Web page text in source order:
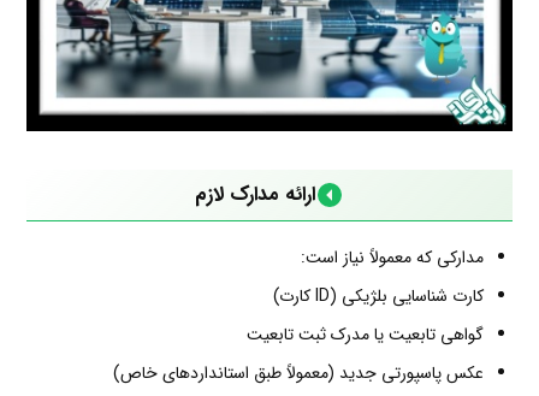
ارائه مدارک لازم
مدارکی که معمولاً نیاز است:
کارت شناسایی بلژیکی (ID کارت)
گواهی تابعیت یا مدرک ثبت تابعیت
عکس پاسپورتی جدید (معمولاً طبق استانداردهای خاص)